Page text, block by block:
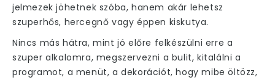
jelmezek jöhetnek szóba, hanem akár lehetsz
szuperhős, hercegnő vagy éppen kiskutya.
Nincs más hátra, mint jó előre felkészülni erre a
szuper alkalomra, megszervezni a bulit, kitalálni a
programot, a menüt, a dekorációt, hogy mibe öltözz,